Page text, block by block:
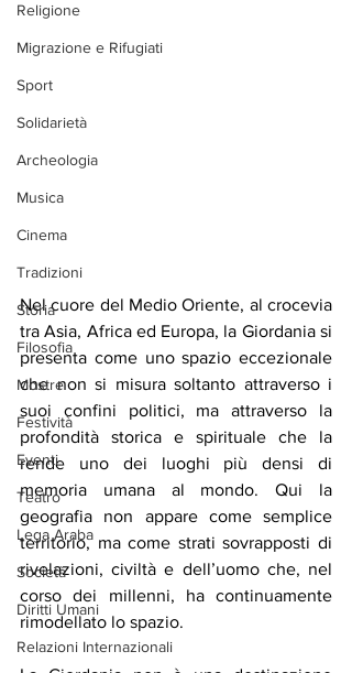
Religione
Migrazione e Rifugiati
Sport
Solidarietà
Archeologia
Musica
Cinema
Tradizioni
Storia
Filosofia
Mostre
Festività
Eventi
Teatro
Lega Araba
Società
Diritti Umani
Relazioni Internazionali
Nel cuore del Medio Oriente, al crocevia
tra Asia, Africa ed Europa, la Giordania si
presenta come uno spazio eccezionale
che non si misura soltanto attraverso i
suoi confini politici, ma attraverso la
profondità storica e spirituale che la
rende uno dei luoghi più densi di
memoria umana al mondo. Qui la
geografia non appare come semplice
territorio, ma come strati sovrapposti di
rivelazioni, civiltà e dell’uomo che, nel
corso dei millenni, ha continuamente
rimodellato lo spazio.